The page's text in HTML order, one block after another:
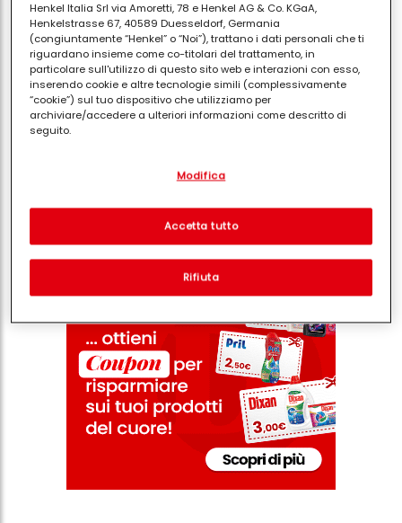
Versare direttamente nel bicchiere con cubetti di
ghiaccio 5/10 di vodka e 3/10 di liquore al caffè,
mescolare i liquori, indi aggiungere senza miscelare
2/10 di panna liquida.
Henkel Italia Srl via Amoretti, 78 e Henkel AG & Co. KGaA,
Henkelstrasse 67, 40589 Duesseldorf, Germania
(congiuntamente “Henkel” o “Noi”), trattano i dati personali che ti
riguardano insieme come co-titolari del trattamento, in
particolare sull'utilizzo di questo sito web e interazioni con esso,
inserendo cookie e altre tecnologie simili (complessivamente
“cookie”) sul tuo dispositivo che utilizziamo per
archiviare/accedere a ulteriori informazioni come descritto di
seguito.
separati o co-titolari come indicato nella nostra Informativa sulla
pixel, impronte digitali e tecnologie simili" utilizzeremo anche
cookie ed elaboreremo i dati relativi a te per
di questo sito Web e le tue interazioni commerciali con noi
(rispettivamente dell'azienda per cui lavori) per) e su tale base
conservare le nostre informazioni sulle entità commerciali e
creare profili individuali su di te che potrebbero essere arricchiti
con dati ottenuti da terze parti e altri siti Web. Utilizziamo questi
profili per scopi di marketing personalizzato, in particolare per
visualizzare annunci pubblicitari che potrebbero interessarti
(basati, ad esempio, sui tuoi interessi identificati) su questo sito
web e altri media (di terzi) tramite i dispositivi assegnati a te o
alla tua famiglia, nonché per misurare e ottimizzare il successo
Modifica
Rifiuta
Accetta tutto